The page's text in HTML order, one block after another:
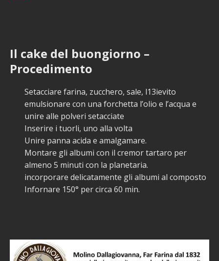
Il cake del buongiorno –
Procedimento
Setacciare farina, zucchero, sale, l13ievito
emulsionare con una forchetta l’olio e l’acqua e
unire alle polveri setacciate
Inserire i tuorli, uno alla volta
Unire panna acida e amalgamare.
Montare gli albumi con il cremor tartaro per
almeno 5 minuti con la planetaria.
incorporare delicatamente gli albumi al composto
Infornare 150° per circa 60 min.